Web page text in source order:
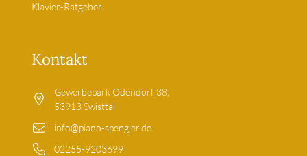
Klavier-Ratgeber
Kontakt
Gewerbepark Odendorf 38,
53913 Swisttal
info@piano-spengler.de
02255-9203699